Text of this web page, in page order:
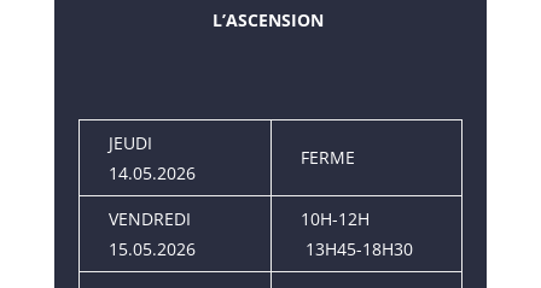
L’ASCENSION
JEUDI
14.05.2026
FERME
VENDREDI
15.05.2026
10H-12H
13H45-18H30